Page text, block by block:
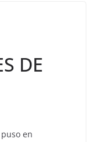
DE
en